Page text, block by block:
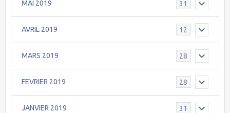
MAI 2019 31
AVRIL 2019 12
MARS 2019 28
FEVRIER 2019 28
JANVIER 2019 31